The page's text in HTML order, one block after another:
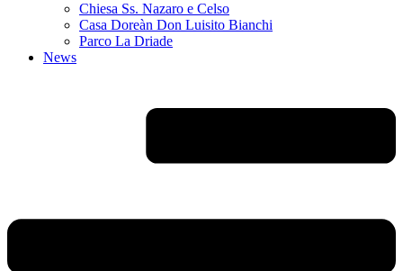
Chiesa Ss. Nazaro e Celso
Casa Doreàn Don Luisito Bianchi
Parco La Driade
News